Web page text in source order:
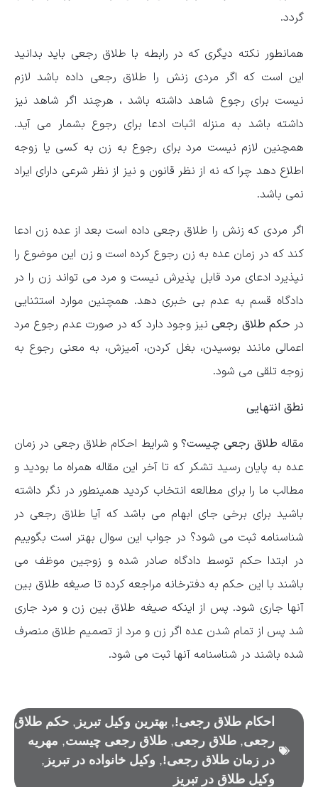
گردد.
همانطور نکته دیگری که در رابطه با طلاق رجعی باید بدانید
این است که اگر مردی زنش را طلاق رجعی داده باشد لازم
نیست برای رجوع شاهد داشته باشد ، هرچند اگر شاهد نیز
داشته باشد به منزله اثبات ادعا برای رجوع بشمار می آید.
همچنین لازم نیست مرد برای رجوع به زن به کسی یا زوجه
اطلاع دهد چرا که نه از نظر قانون و نیز از نظر شرعی دارای ایراد
نمی باشد.
اگر مردی که زنش را طلاق رجعی داده است بعد از عده زن ادعا
کند که در زمان عده به زن رجوع کرده است و زن این موضوع را
نپذیرد ادعای مرد قابل پذیرش نیست و مرد می تواند زن را در
دادگاه قسم به عدم بی خبری دهد. همچنین موارد استثنایی
در حکم طلاق رجعینیز وجود دارد که در صورت عدم رجوع مرد
اعمالی مانند بوسیدن، بغل کردن، آمیزش، به معنی رجوع به
زوجه تلقی می شود.
نطق انتهایی
مقاله طلاق رجعی چیست؟و شرایط احکام طلاق رجعی در زمان
عده به پایان رسید تشکر که تا آخر این مقاله همراه ما بودید و
مطالب ما را برای مطالعه انتخاب کردید همینطور در نگر داشته
باشید برای برخی جای ابهام می باشد که آیا طلاق رجعی در
شناسنامه ثبت می شود؟ در جواب این سوال بهتر است بگوییم
در ابتدا حکم توسط دادگاه صادر شده و زوجین موظف می
باشند با این حکم به دفترخانه مراجعه کرده تا صیغه طلاق بین
آنها جاری شود. پس از اینکه صیغه طلاق بین زن و مرد جاری
شد پس از تمام شدن عده اگر زن و مرد از تصمیم طلاق منصرف
شده باشند در شناسنامه آنها ثبت می شود.
احکام طلاق رجعی!, بهترین وکیل تبریز , حکم طلاق
رجعی, طلاق رجعی, طلاق رجعی چیست, مهریه
در زمان طلاق رجعی!, وکیل خانواده در تبریز ,
وکیل طلاق در تبریز